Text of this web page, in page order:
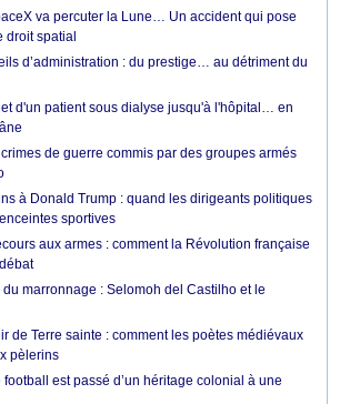
va percuter la Lune… Un accident qui pose
droit spatial
d’administration : du prestige… au détriment du
d'un patient sous dialyse jusqu'à l'hôpital… en
de guerre commis par des groupes armés
à Donald Trump : quand les dirigeants politiques
sportives
aux armes : comment la Révolution française
marronnage : Selomoh del Castilho et le
de Terre sainte : comment les poètes médiévaux
pèlerins
est passé d’un héritage colonial à une